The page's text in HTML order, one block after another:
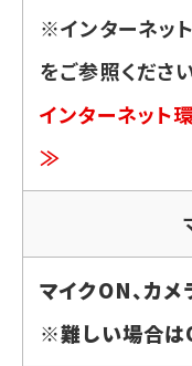
※インターネッ
をご参照くださ
インターネット
≫
マイクON、カ
※難しい場合は